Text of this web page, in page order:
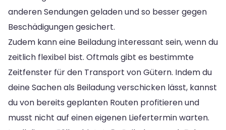
anderen Sendungen geladen und so besser gegen
Beschädigungen gesichert.
Zudem kann eine Beiladung interessant sein, wenn du
zeitlich flexibel bist. Oftmals gibt es bestimmte
Zeitfenster für den Transport von Gütern. Indem du
deine Sachen als Beiladung verschicken lässt, kannst
du von bereits geplanten Routen profitieren und
musst nicht auf einen eigenen Liefertermin warten.